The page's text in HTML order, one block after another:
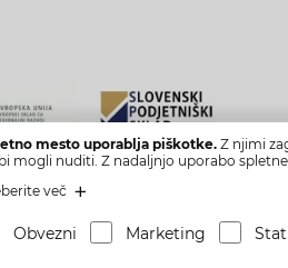
trgovine sofinancirata Republika
Grad, Slovenia, SI23779861
mesto uporablja piškotke. Z njimi
mogli nuditi. Z nadaljnjo uporabo
več
Obvezni Marketing